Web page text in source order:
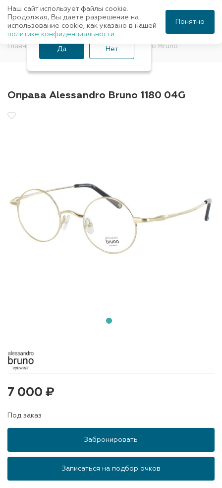
Главная Оправы для очков Alessandro Bruno
Оправа Alessandro Bruno 1180 04G
7 000 ₽
Под заказ
Забронировать
Записаться на подбор очков
Ваш город Санкт-
Петербург?
Да Нет
Наш сайт использует файлы cookie.
Продолжая, Вы даете разрешение на
использование cookie, как указано в нашей
политике конфиденциальности.
Понятно